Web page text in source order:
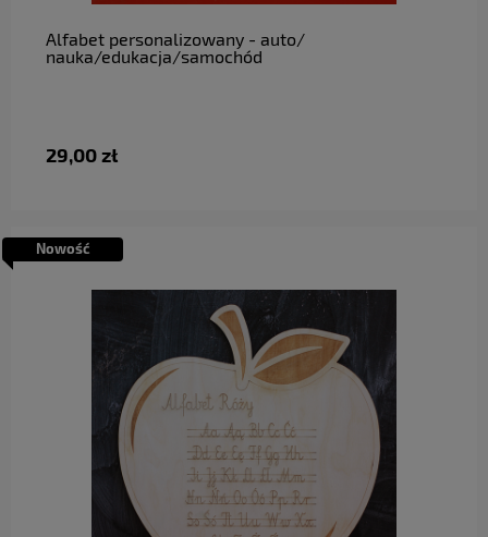
Alfabet personalizowany - auto/
nauka/edukacja/samochód
29,00 zł
Nowość